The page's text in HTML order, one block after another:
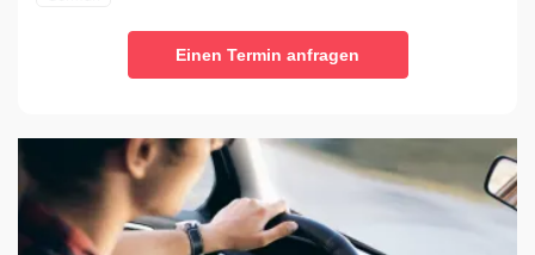
Einen Termin anfragen